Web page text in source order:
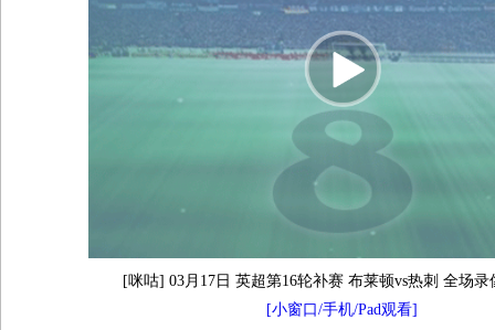
[咪咕] 03月17日 英超第16轮补赛 布莱顿vs热刺 全场
[小窗口/手机/Pad观看]